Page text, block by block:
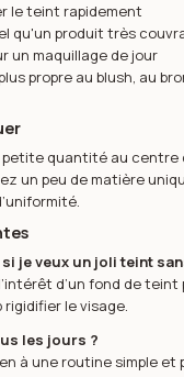
le teint rapidement
qu'un produit très
un maquillage de jour
propre au blush, au
petite quantité au centre
un peu de matière
je veux un joli teint
d’un fond de teint
le visage.
les jours ?
à une routine simple et